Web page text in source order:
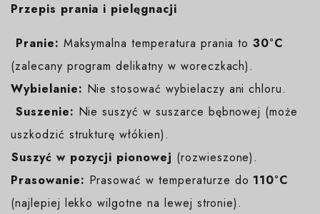
Przepis prania i pielęgnacji
Pranie: Maksymalna temperatura prania to30°C
(zalecany program delikatny w woreczkach).
Wybielanie: Nie stosować wybielaczy ani chloru.
Suszenie: Nie suszyć w suszarce bębnowej (może
uszkodzić strukturę włókien).
️Suszyć w pozycji pionowej (rozwieszone).
Prasowanie: Prasować w temperaturze do 110°C
(najlepiej lekko wilgotne na lewej stronie).